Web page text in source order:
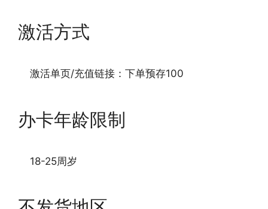
激活方式
激活单页/充值链接：下单预存100
办卡年龄限制
18-25周岁